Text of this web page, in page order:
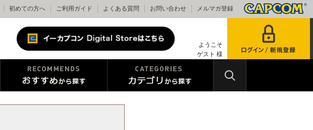
初めての方へ ご利用ガイド よくある質問 お問い合わせ メルマガ登録
ようこそ
ゲスト 様